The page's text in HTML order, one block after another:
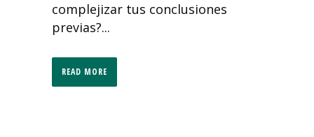
complejizar tus conclusiones
previas?...
READ MORE